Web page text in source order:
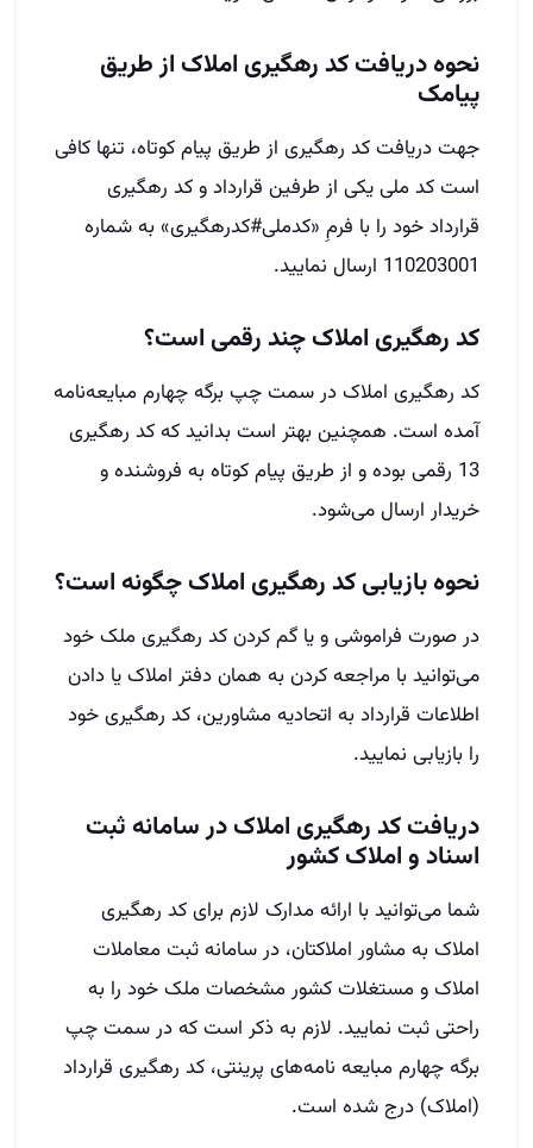
نحوه دریافت کد رهگیری املاک از طریق
پیامک
جهت دریافت کد رهگیری از طریق پیام کوتاه، تنها کافی
است کد ملی یکی از طرفین قرارداد و کد رهگیری
قرارداد خود را با فرمِ «کدملی#کدرهگیری» به شماره
110203001 ارسال نمایید.
کد رهگیری املاک چند رقمی است؟
کد رهگیری املاک در سمت چپ برگه‌ چهارم مبایعه‌نامه
آمده است. همچنین بهتر است بدانید که کد رهگیری
13 رقمی بوده و از طریق پیام کوتاه به فروشنده و
خریدار ارسال می‌شود.
نحوه بازیابی کد رهگیری املاک چگونه است؟
در صورت فراموشی و یا گم کردن کد رهگیری ملک خود
می‌توانید با مراجعه کردن به همان دفتر املاک یا دادن
اطلاعات قرارداد به اتحادیه مشاورین، کد رهگیری خود
را بازیابی نمایید.
دریافت کد رهگیری املاک در سامانه ثبت
اسناد و املاک کشور
شما می‌توانید با ارائه مدارک لازم برای کد رهگیری
املاک به مشاور املاکتان، در سامانه ثبت معاملات
املاک و مستغلات کشور مشخصات ملک خود را به
راحتی ثبت نمایید. لازم به ذکر است که در سمت چپ
برگه چهارم مبایعه‌ نامه‌های پرینتی، کد رهگیری قرارداد
(املاک) درج شده است.